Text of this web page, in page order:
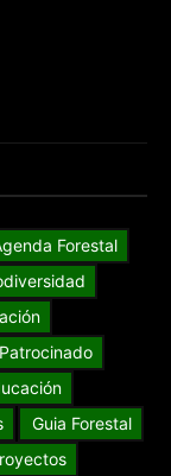
Forestal
Guia Forestal